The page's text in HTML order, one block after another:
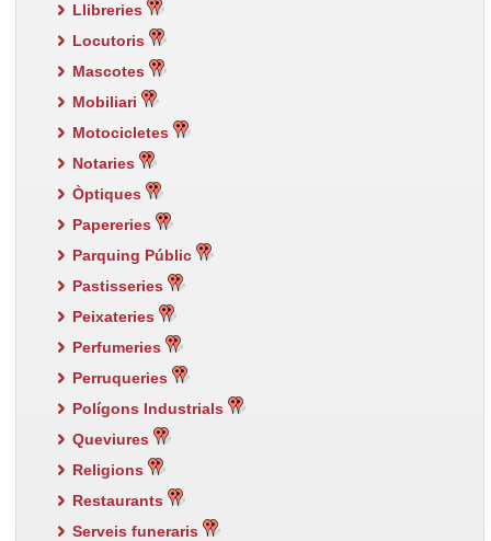
Llibreries
Locutoris
Mascotes
Mobiliari
Motocicletes
Notaries
Òptiques
Papereries
Parquing Públic
Pastisseries
Peixateries
Perfumeries
Perruqueries
Polígons Industrials
Queviures
Religions
Restaurants
Serveis funeraris